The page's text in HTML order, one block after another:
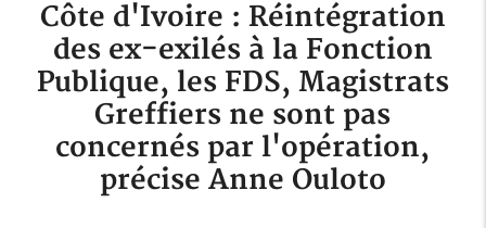
Côte d'Ivoire : Réintégration
des ex-exilés à la Fonction
Publique, les FDS, Magistrats
Greffiers ne sont pas
concernés par l'opération,
précise Anne Ouloto